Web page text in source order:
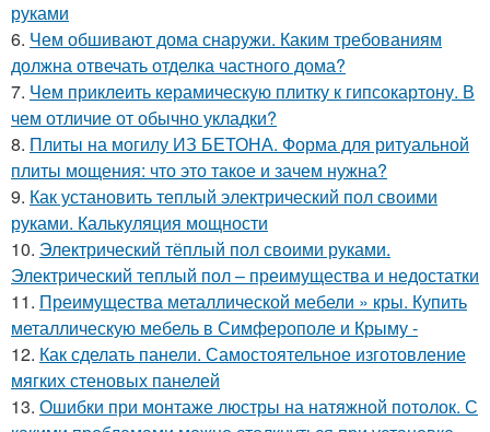
руками
6. Чем обшивают дома снаружи. Каким требованиям
должна отвечать отделка частного дома?
7. Чем приклеить керамическую плитку к гипсокартону. В
чем отличие от обычно укладки?
8. Плиты на могилу ИЗ БЕТОНА. Форма для ритуальной
плиты мощения: что это такое и зачем нужна?
9. Как установить теплый электрический пол своими
руками. Калькуляция мощности
10. Электрический тёплый пол своими руками.
Электрический теплый пол – преимущества и недостатки
11. Преимущества металлической мебели » кры. Купить
металлическую мебель в Симферополе и Крыму -
12. Как сделать панели. Самостоятельное изготовление
мягких стеновых панелей
13. Ошибки при монтаже люстры на натяжной потолок. С